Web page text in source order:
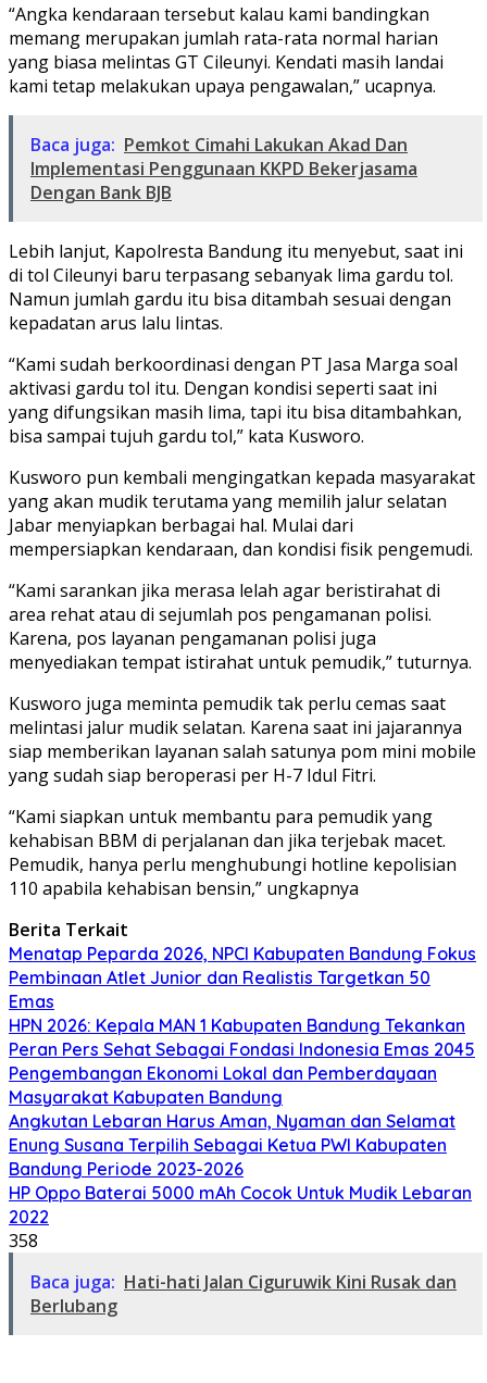
“Angka kendaraan tersebut kalau kami bandingkan
memang merupakan jumlah rata-rata normal harian
yang biasa melintas GT Cileunyi. Kendati masih landai
kami tetap melakukan upaya pengawalan,” ucapnya.
Baca juga: Pemkot Cimahi Lakukan Akad Dan
Implementasi Penggunaan KKPD Bekerjasama
Dengan Bank BJB
Lebih lanjut, Kapolresta Bandung itu menyebut, saat ini
di tol Cileunyi baru terpasang sebanyak lima gardu tol.
Namun jumlah gardu itu bisa ditambah sesuai dengan
kepadatan arus lalu lintas.
“Kami sudah berkoordinasi dengan PT Jasa Marga soal
aktivasi gardu tol itu. Dengan kondisi seperti saat ini
yang difungsikan masih lima, tapi itu bisa ditambahkan,
bisa sampai tujuh gardu tol,” kata Kusworo.
Kusworo pun kembali mengingatkan kepada masyarakat
yang akan mudik terutama yang memilih jalur selatan
Jabar menyiapkan berbagai hal. Mulai dari
mempersiapkan kendaraan, dan kondisi fisik pengemudi.
“Kami sarankan jika merasa lelah agar beristirahat di
area rehat atau di sejumlah pos pengamanan polisi.
Karena, pos layanan pengamanan polisi juga
menyediakan tempat istirahat untuk pemudik,” tuturnya.
Kusworo juga meminta pemudik tak perlu cemas saat
melintasi jalur mudik selatan. Karena saat ini jajarannya
siap memberikan layanan salah satunya pom mini mobile
yang sudah siap beroperasi per H-7 Idul Fitri.
“Kami siapkan untuk membantu para pemudik yang
kehabisan BBM di perjalanan dan jika terjebak macet.
Pemudik, hanya perlu menghubungi hotline kepolisian
110 apabila kehabisan bensin,” ungkapnya
Berita Terkait
Menatap Peparda 2026, NPCI Kabupaten Bandung Fokus
Pembinaan Atlet Junior dan Realistis Targetkan 50
Emas
HPN 2026: Kepala MAN 1 Kabupaten Bandung Tekankan
Peran Pers Sehat Sebagai Fondasi Indonesia Emas 2045
Pengembangan Ekonomi Lokal dan Pemberdayaan
Masyarakat Kabupaten Bandung
Angkutan Lebaran Harus Aman, Nyaman dan Selamat
Enung Susana Terpilih Sebagai Ketua PWI Kabupaten
Bandung Periode 2023-2026
HP Oppo Baterai 5000 mAh Cocok Untuk Mudik Lebaran
2022
358
Baca juga: Hati-hati Jalan Ciguruwik Kini Rusak dan
Berlubang